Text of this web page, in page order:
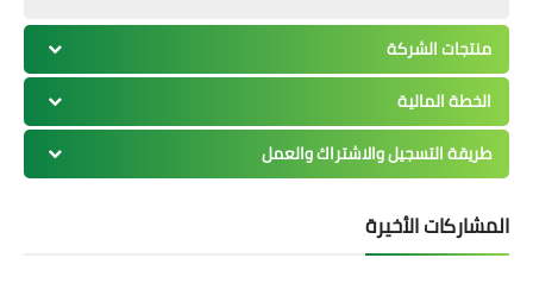
منتجات الشركة
الخطة المالية
طريقة التسجيل والاشتراك والعمل
المشاركات الأخيرة